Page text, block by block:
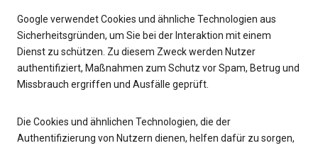
Google verwendet Cookies und ähnliche Technologien aus
Sicherheitsgründen, um Sie bei der Interaktion mit einem
Dienst zu schützen. Zu diesem Zweck werden Nutzer
authentifiziert, Maßnahmen zum Schutz vor Spam, Betrug und
Missbrauch ergriffen und Ausfälle geprüft.
Die Cookies und ähnlichen Technologien, die der
Authentifizierung von Nutzern dienen, helfen dafür zu sorgen,